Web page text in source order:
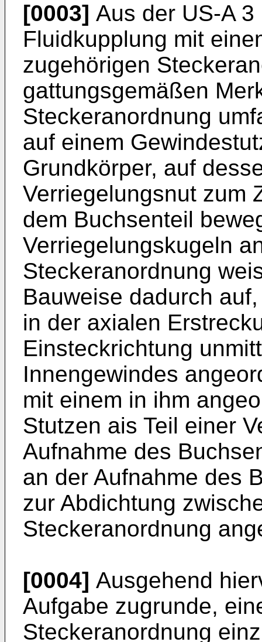
[0003] Aus der US-A
Fluidkupplung mit
zugehörigen
gattungsgemäßen
Steckeranordnung
auf einem
Grundkörper, auf
Verriegelungsnut zum
dem Buchsenteil
Verriegelungskugeln
Steckeranordnung
Bauweise dadurch
in der axialen
Einsteckrichtung
Innengewindes
mit einem in ihm
Stutzen ais Teil einer
Aufnahme des
an der Aufnahme des
zur Abdichtung
Steckeranordnung
[0004] Ausgehend
Aufgabe zugrunde,
Steckeranordnung